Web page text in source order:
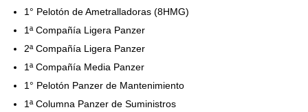
1° Pelotón de Ametralladoras (8HMG)
1ª Compañía Ligera Panzer
2ª Compañía Ligera Panzer
1ª Compañía Media Panzer
1° Pelotón Panzer de Mantenimiento
1ª Columna Panzer de Suministros